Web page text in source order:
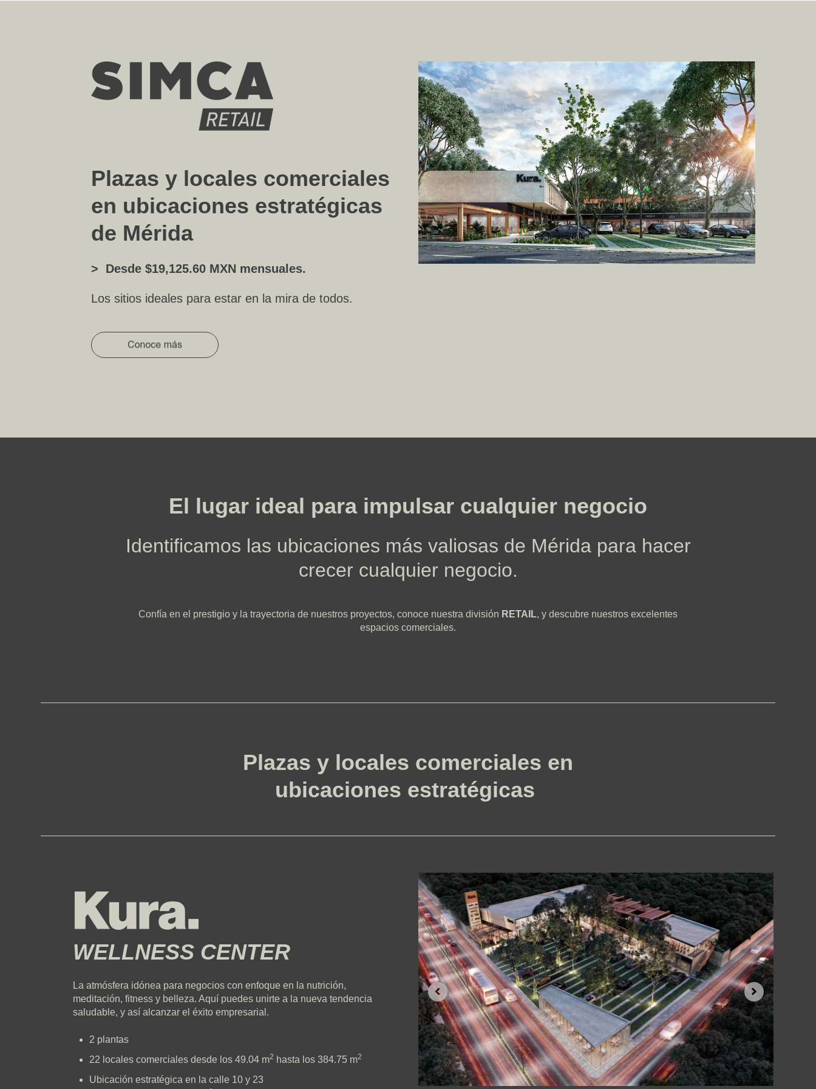
Plazas y locales comerciales
en ubicaciones estratégicas
de Mérida
> Desde $19,125.60 MXN mensuales.
Los sitios ideales para estar en la mira de todos.
El lugar ideal para impulsar cualquier negocio
Identificamos las ubicaciones más valiosas de Mérida para hacer
crecer cualquier negocio.
Confía en el prestigio y la trayectoria de nuestros proyectos, conoce nuestra división RETAIL, y descubre nuestros excelentes
espacios comerciales.
Plazas y locales comerciales en
ubicaciones estratégicas
WELLNESS CENTER
La atmósfera idónea para negocios con enfoque en la nutrición,
meditación, fitness y belleza. Aquí puedes unirte a la nueva tendencia
saludable, y así alcanzar el éxito empresarial.
2 plantas
22 locales comerciales desde los 49.04 m2 hasta los 384.75 m2
Ubicación estratégica en la calle 10 y 23